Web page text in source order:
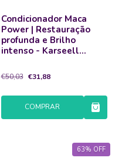
Condicionador Maca
Power | Restauração
profunda e Brilho
intenso - Karseell
€50,03 €31,88
COMPRAR
63% OFF